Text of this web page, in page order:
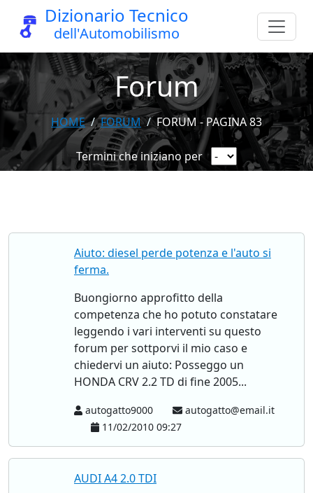
Dizionario Tecnico
dell'Automobilismo
Forum
HOME FORUM FORUM - PAGINA 83
Termini che iniziano per
Aiuto: diesel perde potenza e l'auto si
ferma.
Buongiorno approfitto della
competenza che ho potuto constatare
leggendo i vari interventi su questo
forum per sottporvi il mio caso e
chiedervi un aiuto: Posseggo un
HONDA CRV 2.2 TD di fine 2005...
autogatto9000
autogatto@email.it
11/02/2010 09:27
AUDI A4 2.0 TDI